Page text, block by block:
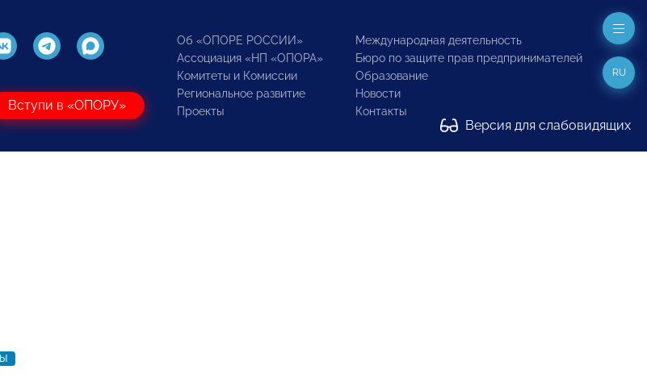
Вступи в «ОПОРУ»
Об «ОПОРЕ РОССИИ»
Ассоциация «НП «ОПОРА»
Комитеты и Комиссии
Региональное развитие
Проекты
Международная деятельность
Бюро по защите прав предпринимателей
Образование
Новости
Контакты
Версия для слабовидящих
RU